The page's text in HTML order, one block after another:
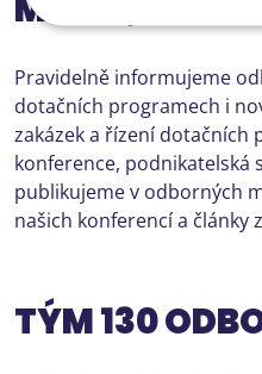
Pravidelně informujeme
dotačních programech i
zakázek a řízení dotačních
konference, podnikatelská
publikujeme v odborných
našich konferencí a články
TÝM 130